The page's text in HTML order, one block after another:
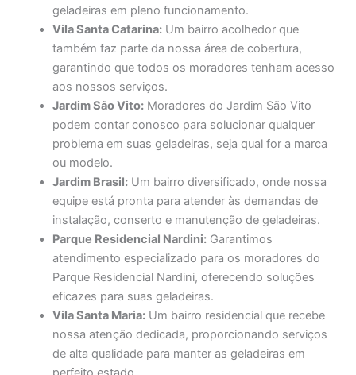
geladeiras em pleno funcionamento.
Vila Santa Catarina: Um bairro acolhedor que
também faz parte da nossa área de cobertura,
garantindo que todos os moradores tenham acesso
aos nossos serviços.
Jardim São Vito: Moradores do Jardim São Vito
podem contar conosco para solucionar qualquer
problema em suas geladeiras, seja qual for a marca
ou modelo.
Jardim Brasil: Um bairro diversificado, onde nossa
equipe está pronta para atender às demandas de
instalação, conserto e manutenção de geladeiras.
Parque Residencial Nardini: Garantimos
atendimento especializado para os moradores do
Parque Residencial Nardini, oferecendo soluções
eficazes para suas geladeiras.
Vila Santa Maria: Um bairro residencial que recebe
nossa atenção dedicada, proporcionando serviços
de alta qualidade para manter as geladeiras em